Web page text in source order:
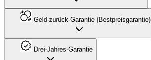
Geld-zurück-Garantie (Bestpreisgarantie)
Drei-Jahres-Garantie